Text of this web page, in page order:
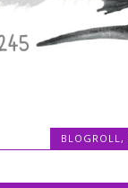
BLOGROLL ,